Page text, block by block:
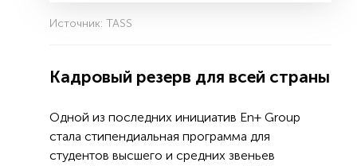
Источник: TASS
Кадровый резерв для всей страны
Одной из последних инициатив En+ Group
стала стипендиальная программа для
студентов высшего и средних звеньев